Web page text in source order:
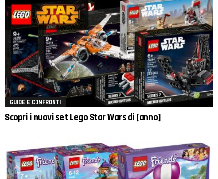
GUIDE E CONFRONTI
Scopri i nuovi set Lego Star Wars di [anno]